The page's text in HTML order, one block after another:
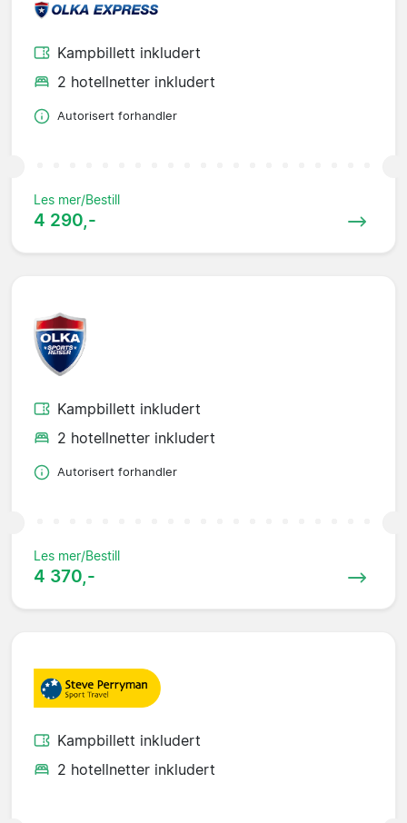
Kampbillett inkludert
2 hotellnetter inkludert
Autorisert forhandler
Les mer/Bestill
4 290,-
Kampbillett inkludert
2 hotellnetter inkludert
Autorisert forhandler
Les mer/Bestill
4 370,-
Kampbillett inkludert
2 hotellnetter inkludert